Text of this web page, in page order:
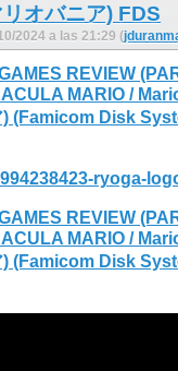
オバニア) FDS
2024 a las 21:29 (
REVIEW
MARIO /
) (Famicom Disk
ryoga-
REVIEW
MARIO /
) (Famicom Disk